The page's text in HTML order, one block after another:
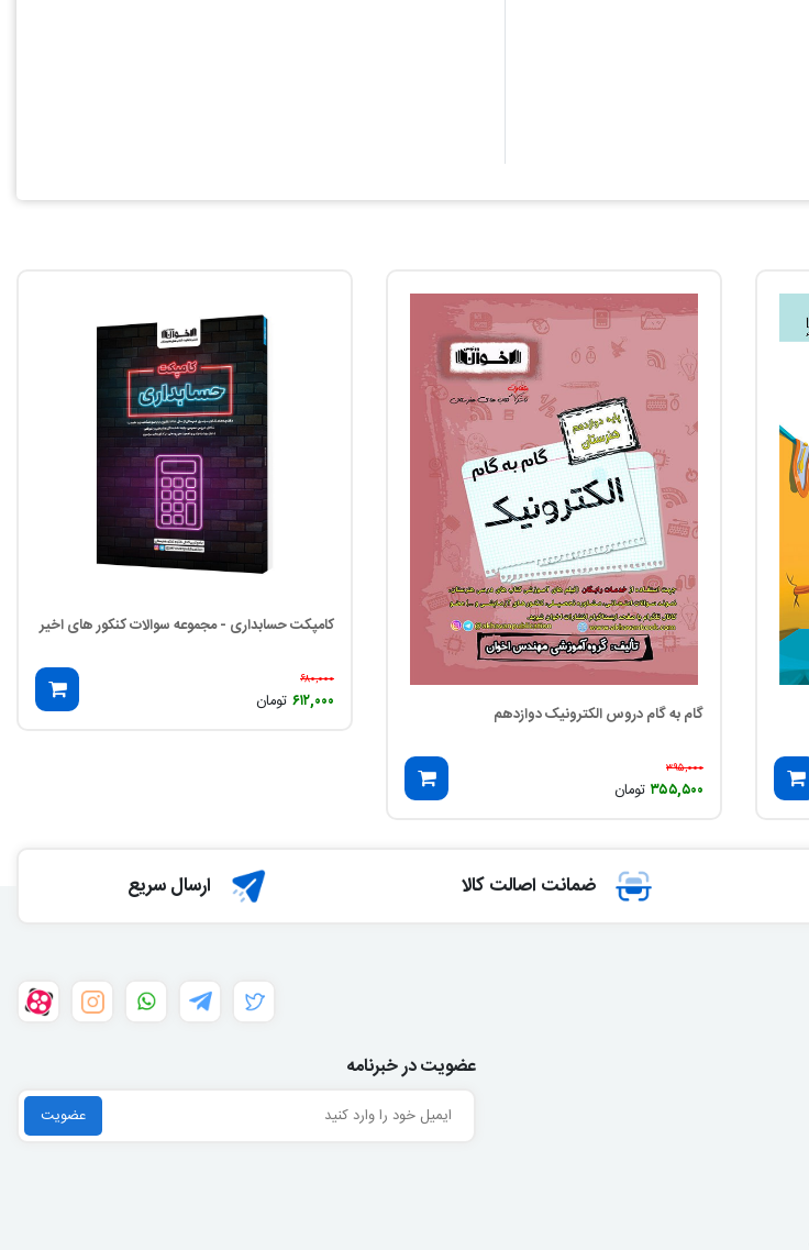
گام به گام دروس الکترونیک دوازدهم
۳۹۵,۰۰۰
۳۵۵,۵۰۰ تومان
کامپکت حسابداری - مجموعه سوالات کنکور های اخیر
۶۸۰,۰۰۰
۶۱۲,۰۰۰ تومان
ضمانت اصالت کالا ارسال سریع
عضویت در خبرنامه